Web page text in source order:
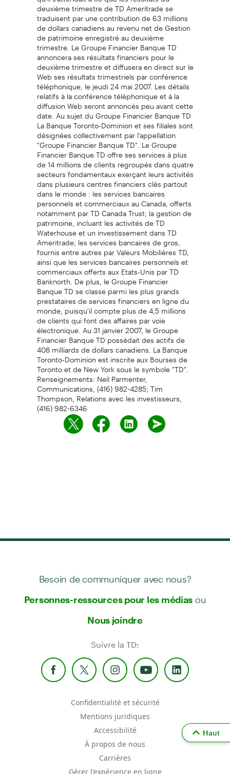
deuxième trimestre de TD Ameritrade se
traduisent par une contribution de 63 millions
de dollars canadiens au revenu net de Gestion
de patrimoine enregistré au deuxième
trimestre. Le Groupe Financier Banque TD
annoncera ses résultats financiers pour le
deuxième trimestre et diffusera en direct sur le
Web ses résultats trimestriels par conférence
téléphonique, le jeudi 24 mai 2007. Les détails
relatifs à la conférence téléphonique et à la
diffusion Web seront annoncés peu avant cette
date. Au sujet du Groupe Financier Banque TD
La Banque Toronto-Dominion et ses filiales sont
désignées collectivement par l'appellation
"Groupe Financier Banque TD". Le Groupe
Financier Banque TD offre ses services à plus
de 14 millions de clients regroupés dans quatre
secteurs fondamentaux exerçant leurs activités
dans plusieurs centres financiers clés partout
dans le monde : les services bancaires
personnels et commerciaux au Canada, offerts
notamment par TD Canada Trust; la gestion de
patrimoine, incluant les activités de TD
Waterhouse et un investissement dans TD
Ameritrade; les services bancaires de gros,
fournis entre autres par Valeurs Mobilières TD,
ainsi que les services bancaires personnels et
commerciaux offerts aux Etats-Unis par TD
Banknorth. De plus, le Groupe Financier
Banque TD se classe parmi les plus grands
prestataires de services financiers en ligne du
monde, puisqu'il compte plus de 4,5 millions
de clients qui font des affaires par voie
électronique. Au 31 janvier 2007, le Groupe
Financier Banque TD possédait des actifs de
408 milliards de dollars canadiens. La Banque
Toronto-Dominion est inscrite aux Bourses de
Toronto et de New York sous le symbole "TD".
Renseignements: Neil Parmenter,
Communications, (416) 982-4285; Tim
Thompson, Relations avec les investisseurs,
(416) 982-6346
Besoin de communiquer avec nous?
Personnes-ressources pour les médias ou
Nous joindre
Suivre la TD:
Confidentialité et sécurité
Mentions juridiques
Accessibilité
À propos de nous
Carrières
Gérer l'expérience en ligne
Haut